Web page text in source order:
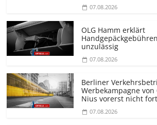
07.08.2026
OLG Hamm erklärt
unzulässig
07.08.2026
Berliner
Werbekampagne
Nius vorerst nicht
07.08.2026